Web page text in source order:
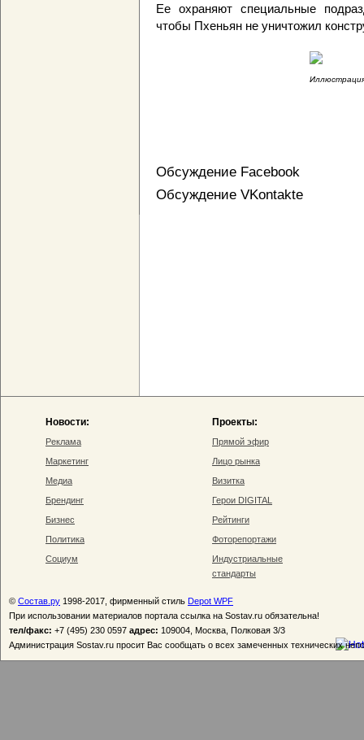
Ее охраняют специальные
чтобы Пхеньян не уничтожил
Обсуждение Facebook
Обсуждение VKontakte
Новости:
Реклама
Маркетинг
Медиа
Брендинг
Бизнес
Политика
Социум
Проекты:
Прямой эфир
Лицо рынка
Визитка
Герои DIGITAL
Рейтинги
Фоторепортажи
Индустриальные
стандарты
© Состав.ру 1998-2017, фирменный стиль Depot WPF
При использовании материалов портала ссылка на Sostav.ru обязательна!
тел/факс: +7 (495) 230 0597 адрес: 109004, Москва, Полковая 3/3
Администрация Sostav.ru просит Вас сообщать о всех замеченных технических